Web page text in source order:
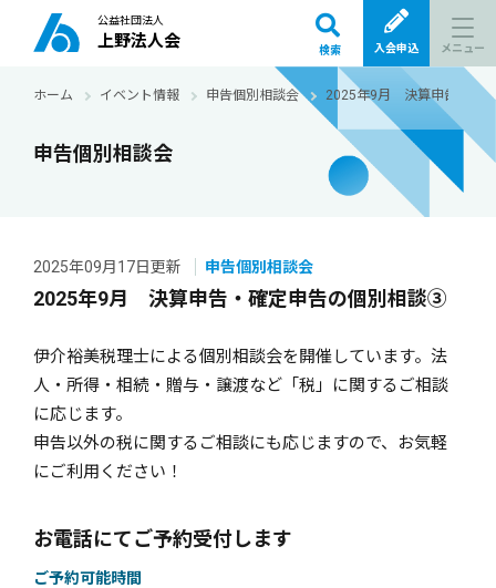
公益社団法人
上野法人会 検索 入会申込 メニュー
ホーム イベント情報 申告個別相談会 2025年9月 決算申告・確
申告個別相談会
2025年09月17日更新 申告個別相談会
2025年9月 決算申告・確定申告の個別相談③
伊介裕美税理士による個別相談会を開催しています。法
人・所得・相続・贈与・譲渡など「税」に関するご相談
に応じます。
申告以外の税に関するご相談にも応じますので、お気軽
にご利用ください！
お電話にてご予約受付します
ご予約可能時間